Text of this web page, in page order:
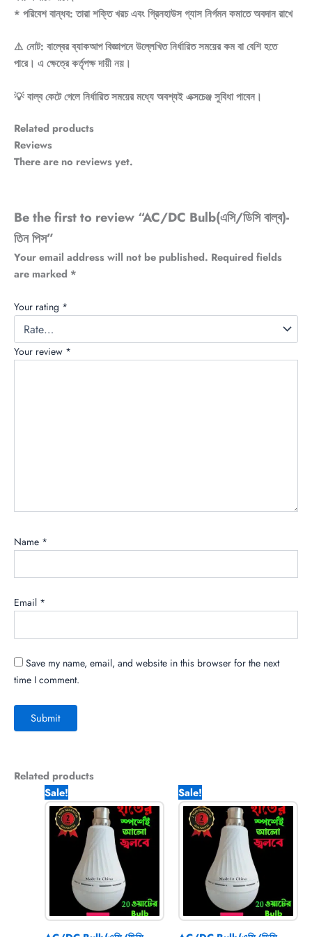
* পরিবেশ বান্ধব: তারা শক্তি খরচ এবং গ্রিনহাউস গ্যাস নির্গমন কমাতে অবদান রাখে
⚠️ নোট: বাল্বের ব্যাকআপ বিজ্ঞাপনে উল্লেখিত নির্ধারিত সময়ের কম বা বেশি হতে
পারে। এ ক্ষেত্রে কর্তৃপক্ষ দায়ী নয়।
💡 বাল্ব কেটে গেলে নির্ধারিত সময়ের মধ্যে অবশ্যই এক্সচেঞ্জ সুবিধা পাবেন।
Related products
Reviews
There are no reviews yet.
Be the first to review “AC/DC Bulb(এসি/ডিসি বাল্ব)-
তিন পিস”
Your email address will not be published. Required fields
are marked *
Your rating *
Your review *
Name *
Email *
Save my name, email, and website in this browser for the next
time I comment.
Related products
Sale!
price
was:
1,040.00৳ .
price
is:
570.00৳ .
Sale!
price
was:
2,050.00৳ .
price
is: